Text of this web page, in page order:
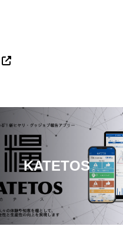
KATETOS